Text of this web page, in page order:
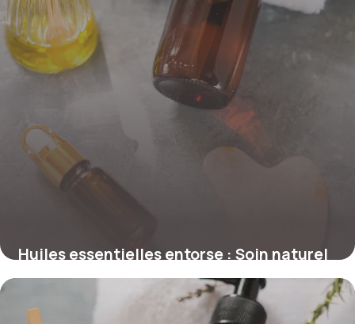
Huiles essentielles entorse : Soin naturel
15 mai 2026